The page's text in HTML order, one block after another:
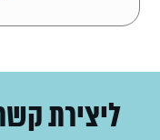
ליצירת